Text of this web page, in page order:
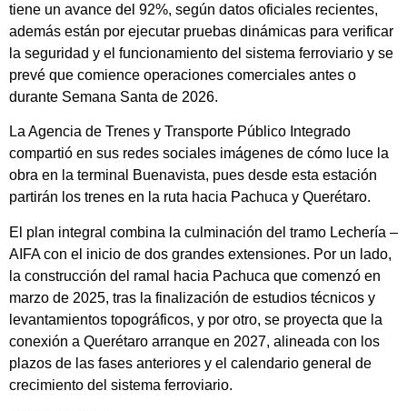
tiene un avance del 92%, según datos oficiales recientes,
además están por ejecutar pruebas dinámicas para verificar
la seguridad y el funcionamiento del sistema ferroviario y se
prevé que comience operaciones comerciales antes o
durante Semana Santa de 2026.
La Agencia de Trenes y Transporte Público Integrado
compartió en sus redes sociales imágenes de cómo luce la
obra en la terminal Buenavista, pues desde esta estación
partirán los trenes en la ruta hacia Pachuca y Querétaro.
El plan integral combina la culminación del tramo Lechería –
AIFA con el inicio de dos grandes extensiones. Por un lado,
la construcción del ramal hacia Pachuca que comenzó en
marzo de 2025, tras la finalización de estudios técnicos y
levantamientos topográficos, y por otro, se proyecta que la
conexión a Querétaro arranque en 2027, alineada con los
plazos de las fases anteriores y el calendario general de
crecimiento del sistema ferroviario.